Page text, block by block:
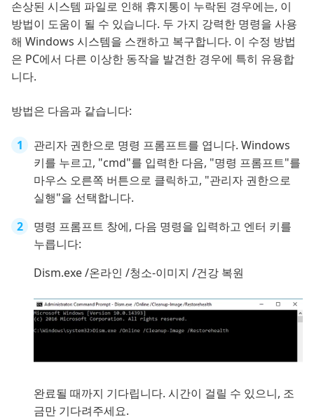
손상된 시스템 파일로 인해 휴지통이 누락된 경우에는, 이
방법이 도움이 될 수 있습니다. 두 가지 강력한 명령을 사용
해 Windows 시스템을 스캔하고 복구합니다. 이 수정 방법
은 PC에서 다른 이상한 동작을 발견한 경우에 특히 유용합
니다.
방법은 다음과 같습니다:
관리자 권한으로 명령 프롬프트를 엽니다. Windows
키를 누르고, "cmd"를 입력한 다음, "명령 프롬프트"를
마우스 오른쪽 버튼으로 클릭하고, "관리자 권한으로
실행"을 선택합니다.
명령 프롬프트 창에, 다음 명령을 입력하고 엔터 키를
누릅니다:
Dism.exe /온라인 /청소-이미지 /건강 복원
완료될 때까지 기다립니다. 시간이 걸릴 수 있으니, 조
금만 기다려주세요.